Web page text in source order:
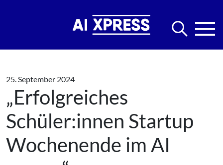
25. September 2024
„Erfolgreiches
Schüler:innen Startup
Wochenende im AI